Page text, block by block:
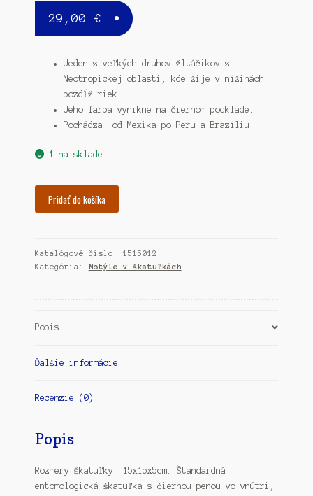
29,00 €
Jeden z veľkých druhov žltáčikov z
Neotropickej oblasti, kde žije v nížinách
pozdĺž riek.
Jeho farba vynikne na čiernom podklade.
Pochádza od Mexika po Peru a Brazíliu
1 na sklade
Pridať do košíka
Katalógové číslo:1515012
Kategória: Motýle v škatuľkách
Popis
Ďalšie informácie
Recenzie (0)
Popis
Rozmery škatuľky: 15x15x5cm. Štandardná
entomologická škatuľka s čiernou penou vo vnútri,